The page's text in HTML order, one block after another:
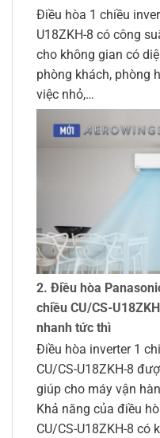
Điều hòa 1 chiều
U18ZKH-8 có công
cho không gian có
phòng khách, phòng
việc nhỏ,…
2. Điều hòa
chiều CU/CS-
nhanh tức thì
Điều hòa inverter 1
CU/CS-U18ZKH-8
giúp cho máy vận
Khả năng của điều
CU/CS-U18ZKH-8 có